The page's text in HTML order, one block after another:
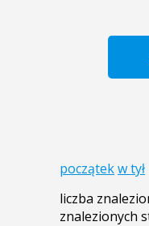
początekw tył
liczba
znalezionych